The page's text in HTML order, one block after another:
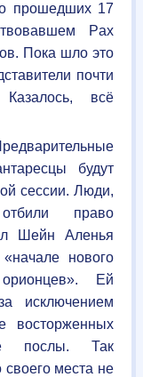
прошедших 17
Pax
Пока шло это
почти
всё
будут
сессии. Люди,
право
Шейн Аленья
нового
Ей
исключением
восторженных
послы. Так
места не